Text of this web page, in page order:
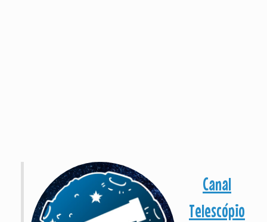
Canal
Telescópio